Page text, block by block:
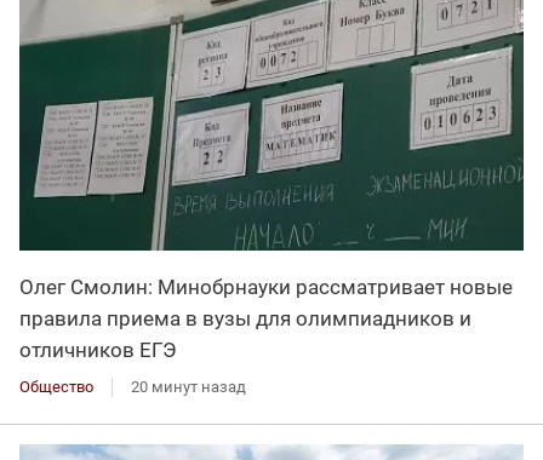
Олег Смолин: Минобрнауки рассматривает новые
правила приема в вузы для олимпиадников и
отличников ЕГЭ
Общество 20 минут назад